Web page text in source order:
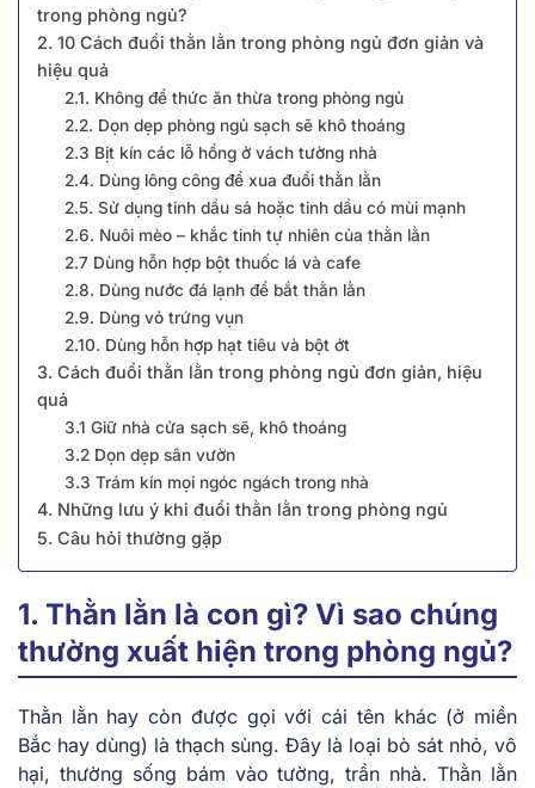
trong phòng ngủ?
2. 10 Cách đuổi thằn lằn trong phòng ngủ đơn giản và
hiệu quả
2.1. Không để thức ăn thừa trong phòng ngủ
2.2. Dọn dẹp phòng ngủ sạch sẽ khô thoáng
2.3 Bịt kín các lỗ hổng ở vách tường nhà
2.4. Dùng lông công để xua đuổi thằn lằn
2.5. Sử dụng tinh dầu sả hoặc tinh dầu có mùi mạnh
2.6. Nuôi mèo – khắc tinh tự nhiên của thằn lằn
2.7 Dùng hỗn hợp bột thuốc lá và cafe
2.8. Dùng nước đá lạnh để bắt thằn lằn
2.9. Dùng vỏ trứng vụn
2.10. Dùng hỗn hợp hạt tiêu và bột ớt
3. Cách đuổi thằn lằn trong phòng ngủ đơn giản, hiệu
quả
3.1 Giữ nhà cửa sạch sẽ, khô thoáng
3.2 Dọn dẹp sân vườn
3.3 Trám kín mọi ngóc ngách trong nhà
4. Những lưu ý khi đuổi thằn lằn trong phòng ngủ
5. Câu hỏi thường gặp
1. Thằn lằn là con gì? Vì sao chúng
thường xuất hiện trong phòng ngủ?
Thằn lằn hay còn được gọi với cái tên khác (ở miền
Bắc hay dùng) là thạch sùng. Đây là loại bò sát nhỏ, vô
hại, thường sống bám vào tường, trần nhà. Thằn lằn